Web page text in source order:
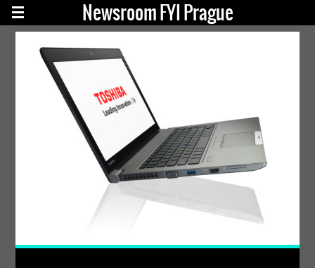
Newsroom FYI Prague